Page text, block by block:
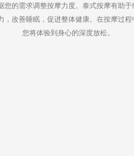
脚部疲劳，改善血液循环，减轻头痛和压力
按摩也被认为是一种放松和恢复活力的有效